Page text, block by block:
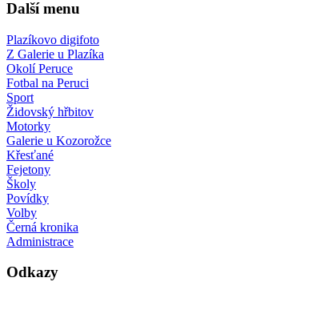
Další menu
Plazíkovo digifoto
Z Galerie u Plazíka
Okolí Peruce
Fotbal na Peruci
Sport
Židovský hřbitov
Motorky
Galerie u Kozorožce
Křesťané
Fejetony
Školy
Povídky
Volby
Černá kronika
Administrace
Odkazy